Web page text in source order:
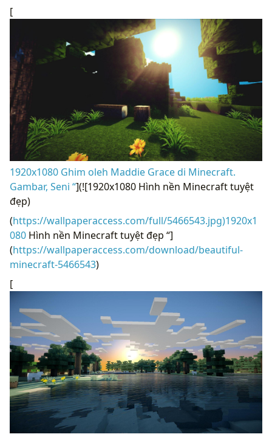
[
1920x1080 Ghim oleh Maddie Grace di Minecraft.
Gambar, Seni “](![1920x1080 Hình nền Minecraft tuyệt
đẹp)
(https://wallpaperaccess.com/full/5466543.jpg)1920x1
080 Hình nền Minecraft tuyệt đẹp “]
(https://wallpaperaccess.com/download/beautiful-
minecraft-5466543)
[